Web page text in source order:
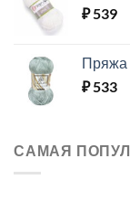
₽539
Пряжа
₽533
САМАЯ